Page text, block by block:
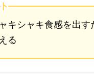
キシャキ食感を出す
る